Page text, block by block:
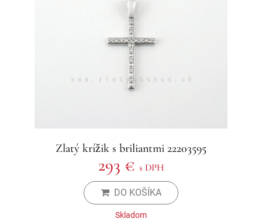
Zlatý krížik s briliantmi 22203595
293 € s DPH
DO KOŠÍKA
Skladom